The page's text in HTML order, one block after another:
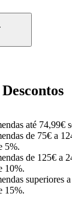
até 74,99€
de 75€ a
5%.
de 125€ a
10%.
superiores
15%.